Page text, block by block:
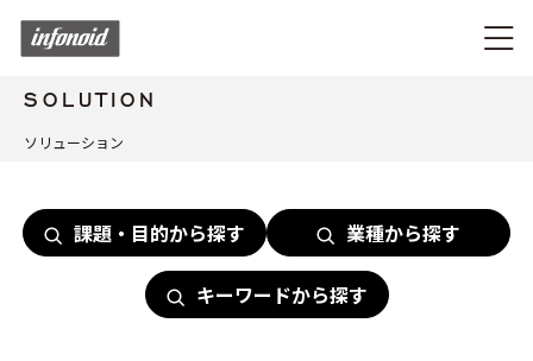
SOLUTION
ソリューション
課題・目的から探す 業種から探す
キーワードから探す